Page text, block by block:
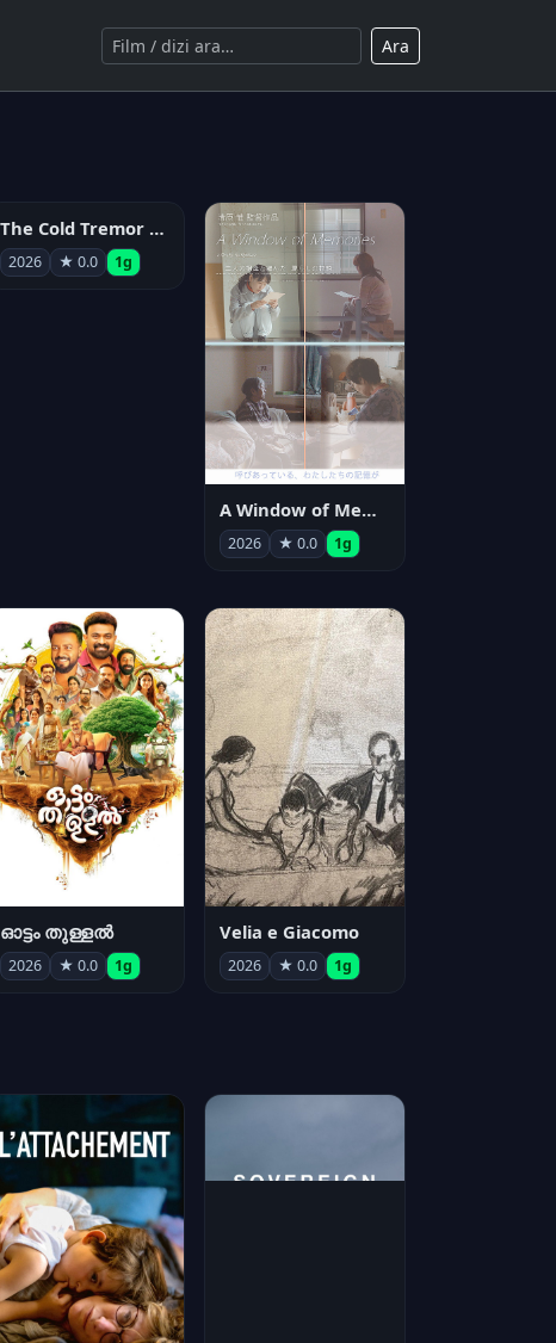
Ara
The Cold Tremor Experiment
2026 ★ 0.0 1g
A Window of Memories
2026 ★ 0.0 1g
ഓട്ടം തുള്ളൽ
2026 ★ 0.0 1g
Velia e Giacomo
2026 ★ 0.0 1g